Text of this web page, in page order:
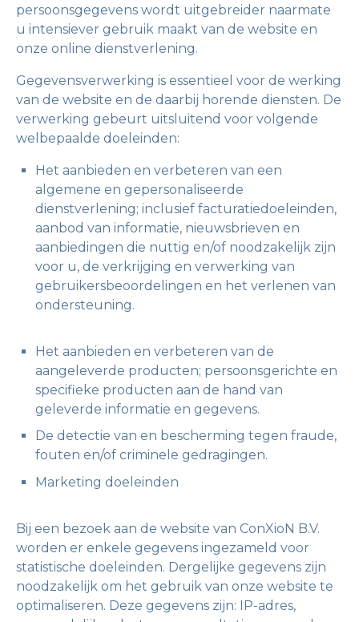
persoonsgegevens wordt uitgebreider naarmate
u intensiever gebruik maakt van de website en
onze online dienstverlening.
Gegevensverwerking is essentieel voor de werking
van de website en de daarbij horende diensten. De
verwerking gebeurt uitsluitend voor volgende
welbepaalde doeleinden:
Het aanbieden en verbeteren van een
algemene en gepersonaliseerde
dienstverlening; inclusief facturatiedoeleinden,
aanbod van informatie, nieuwsbrieven en
aanbiedingen die nuttig en/of noodzakelijk zijn
voor u, de verkrijging en verwerking van
gebruikersbeoordelingen en het verlenen van
ondersteuning.
Het aanbieden en verbeteren van de
aangeleverde producten; persoonsgerichte en
specifieke producten aan de hand van
geleverde informatie en gegevens.
De detectie van en bescherming tegen fraude,
fouten en/of criminele gedragingen.
Marketing doeleinden
Bij een bezoek aan de website van ConXioN B.V.
worden er enkele gegevens ingezameld voor
statistische doeleinden. Dergelijke gegevens zijn
noodzakelijk om het gebruik van onze website te
optimaliseren. Deze gegevens zijn: IP-adres,